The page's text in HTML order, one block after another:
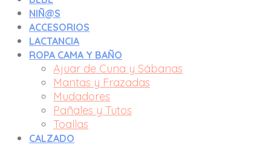
NIÑ@S
ACCESORIOS
LACTANCIA
ROPA CAMA Y BAÑO
Ajuar de Cuna y Sábanas
Mantas y Frazadas
Mudadores
Pañales y Tutos
Toallas
CALZADO